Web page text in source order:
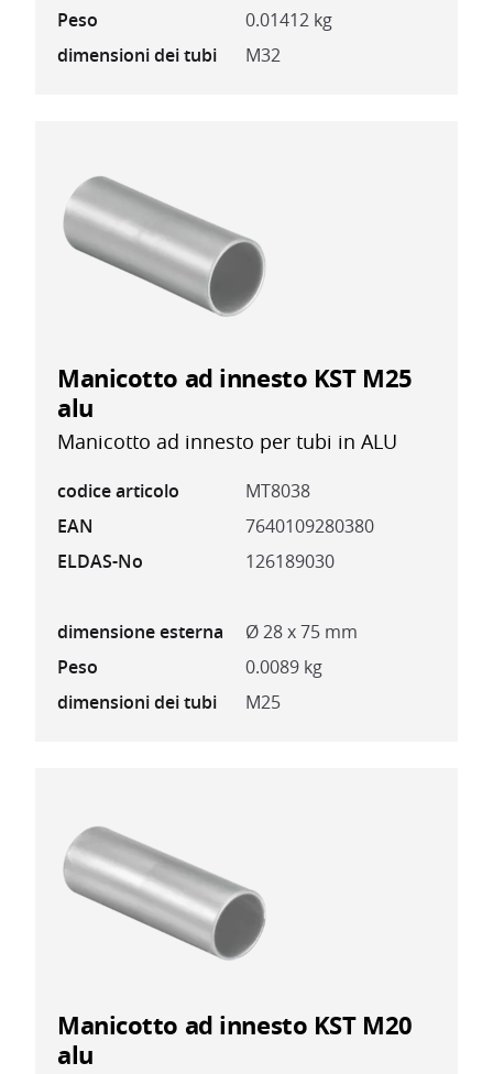
Peso
0.01412 kg
dimensioni dei tubi
M32
Manicotto ad innesto KST M25
alu
Manicotto ad innesto per tubi in ALU
codice articolo
MT8038
EAN
7640109280380
ELDAS-No
126189030
dimensione esterna
Ø 28 x 75 mm
Peso
0.0089 kg
dimensioni dei tubi
M25
Manicotto ad innesto KST M20
alu